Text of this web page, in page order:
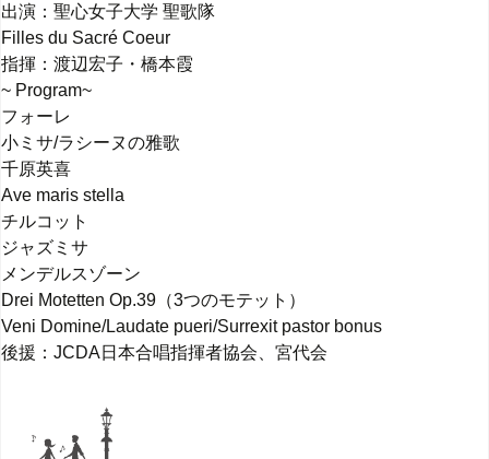
出演：聖心女子大学 聖歌隊
Filles du Sacré Coeur
指揮：渡辺宏子・橋本霞
~ Program~
フォーレ
小ミサ/ラシーヌの雅歌
千原英喜
Ave maris stella
チルコット
ジャズミサ
メンデルスゾーン
Drei Motetten Op.39（3つのモテット）
Veni Domine/Laudate pueri/Surrexit pastor bonus
後援：JCDA日本合唱指揮者協会、宮代会